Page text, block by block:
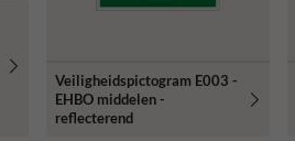
Veiligheidspictogram E003 -
EHBO middelen -
reflecterend